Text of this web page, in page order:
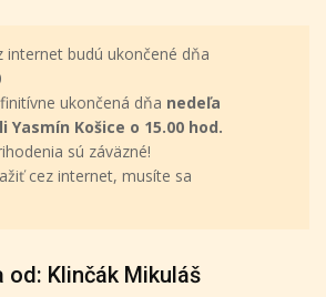
internet budú ukončené dňa
ukončená dňa nedeľa
Yasmín Košice o 15.00 hod.
sú záväzné!
cez internet, musíte sa
od: Klinčák Mikuláš